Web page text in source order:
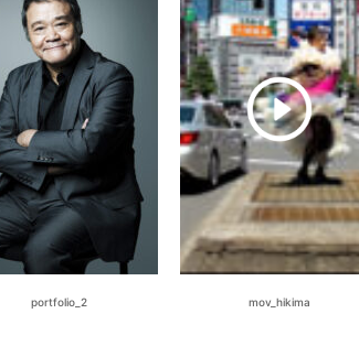
portfolio_2 mov_hikima